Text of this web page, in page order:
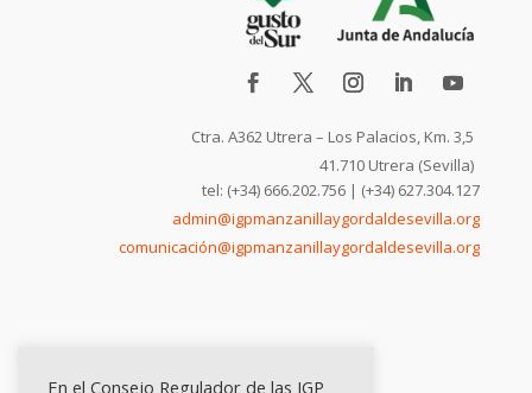
Ctra. A362 Utrera – Los Palacios, Km. 3,5
41.710 Utrera (Sevilla)
tel: (+34) 666.202.756 | (+34) 627.304.127
admin@igpmanzanillaygordaldesevilla.org
comunicación@igpmanzanillaygordaldesevilla.org
En el Consejo Regulador de las IGP